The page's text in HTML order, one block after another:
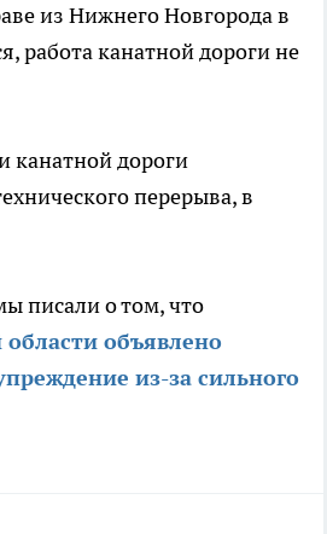
из Нижнего Новгорода в
работа канатной дороги не
канатной дороги
перерыва, в
писали о том, что
объявлено
из-за сильного